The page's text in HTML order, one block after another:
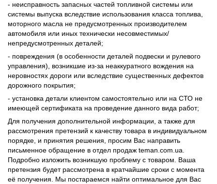
- неисправность запасных частей топливной системы или
системы выпуска вследствие использования класса топлива,
моторного масла не предусмотренных производителем
автомобиля или иных технически несовместимых/
непредусмотренных деталей;
- повреждения (в особенности деталей подвески и рулевого
управления), возникшие из-за неаккуратного вождения на
неровностях дороги или вследствие существенных дефектов
дорожного покрытия;
- установка детали клиентом самостоятельно или на СТО не
имеющей сертификата на проведение данного вида работ;
Для получения дополнительной информации, а также для
рассмотрения претензий к качеству товара в индивидуальном
порядке, и принятия решения, просим Вас направить
письменное обращение в отдел продаж teman.com.ua.
Подробно изложить возникшую проблему с товаром. Ваша
претензия будет рассмотрена в кратчайшие сроки с момента
её получения. Мы постараемся найти оптимальное для Вас